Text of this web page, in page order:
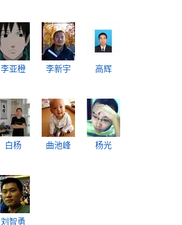
李亚橙 李新宇 高辉
白杨 曲池峰 杨光
刘智勇